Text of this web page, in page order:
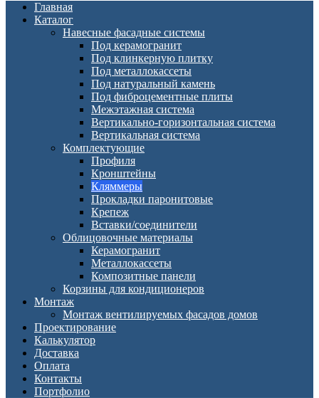
Главная
Каталог
Навесные фасадные системы
Под керамогранит
Под клинкерную плитку
Под металлокассеты
Под натуральный камень
Под фиброцементные плиты
Межэтажная система
Вертикально-горизонтальная система
Вертикальная система
Комплектующие
Профиля
Кронштейны
Кляммеры
Прокладки паронитовые
Крепеж
Вставки/соединители
Облицовочные материалы
Керамогранит
Металлокассеты
Композитные панели
Корзины для кондиционеров
Монтаж
Монтаж вентилируемых фасадов домов
Проектирование
Калькулятор
Доставка
Оплата
Контакты
Портфолио